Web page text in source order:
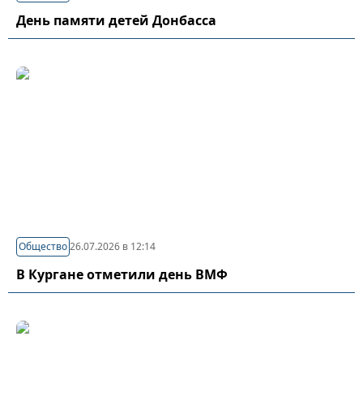
День памяти детей Донбасса
Общество26.07.2026 в 12:14
В Кургане отметили день ВМФ